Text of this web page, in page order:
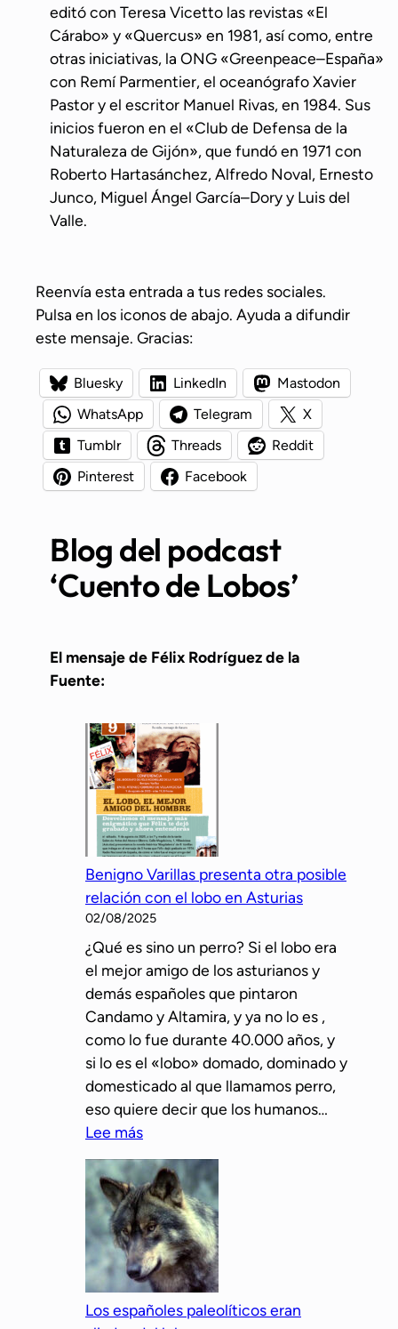
editó con Teresa Vicetto las revistas «El
Cárabo» y «Quercus» en 1981, así como, entre
otras iniciativas, la ONG «Greenpeace–España»
con Remí Parmentier, el oceanógrafo Xavier
Pastor y el escritor Manuel Rivas, en 1984. Sus
inicios fueron en el «Club de Defensa de la
Naturaleza de Gijón», que fundó en 1971 con
Roberto Hartasánchez, Alfredo Noval, Ernesto
Junco, Miguel Ángel García–Dory y Luis del
Valle.
Reenvía esta entrada a tus redes sociales.
Pulsa en los iconos de abajo. Ayuda a difundir
este mensaje. Gracias:
Bluesky LinkedIn
Mastodon
WhatsApp
Telegram
X
Tumblr
Threads
Reddit
Pinterest
Facebook
Blog del podcast
‘Cuento de Lobos’
El mensaje de Félix Rodríguez de la
Fuente:
Benigno Varillas presenta otra posible
relación con el lobo en Asturias
02/08/2025
¿Qué es sino un perro? Si el lobo era
el mejor amigo de los asturianos y
demás españoles que pintaron
Candamo y Altamira, y ya no lo es ,
como lo fue durante 40.000 años, y
si lo es el «lobo» domado, dominado y
domesticado al que llamamos perro,
eso quiere decir que los humanos…
Lee más:
e
n
i
g
n
o
V
Los españoles paleolíticos eran